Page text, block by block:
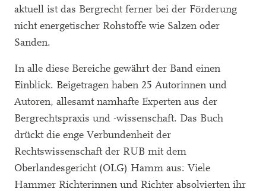
aktuell ist das Bergrecht ferner bei der Förderung
nicht energetischer Rohstoffe wie Salzen oder
Sanden.
In alle diese Bereiche gewährt der Band einen
Einblick. Beigetragen haben 25 Autorinnen und
Autoren, allesamt namhafte Experten aus der
Bergrechtspraxis und -wissenschaft. Das Buch
drückt die enge Verbundenheit der
Rechtswissenschaft der RUB mit dem
Oberlandesgericht (OLG) Hamm aus: Viele
Hammer Richterinnen und Richter absolvierten ihr